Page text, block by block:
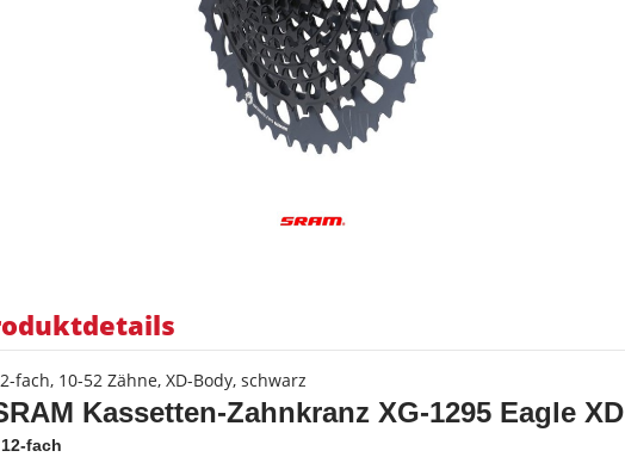
fach, 10-52 Zähne, XD-Body, schwarz
Kassetten-Zahnkranz XG-1295 Eagle XD
12-fach